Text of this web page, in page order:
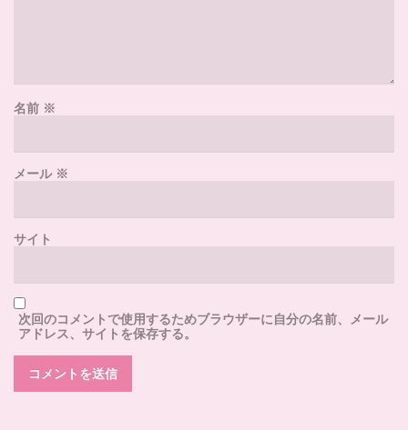
名前 ※
メール※
サイト
次回のコメントで使用するためブラウザーに自分の名前、メール
アドレス、サイトを保存する。